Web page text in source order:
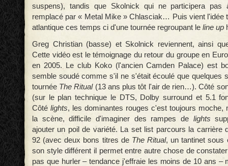
suspens), tandis que Skolnick qui ne participera pas
remplacé par « Metal Mike » Chlasciak… Puis vient l'idée
atlantique ces temps ci d'une tournée regroupant le line up
Greg Christian (basse) et Skolnick reviennent, ainsi
Cette vidéo est le témoignage du retour du groupe en
en 2005. Le club Koko (l'ancien Camden Palace) est
semble soudé comme s'il ne s'était écoulé que quelques
tournée The Ritual(13 ans plus tôt l'air de rien…). Côté
(sur le plan technique le DTS, Dolby surround et 5.1
Côté lights, les dominantes rouges c'est toujours moche,
la scène, difficile d'imaginer des rampes de lights
ajouter un poil de variété. La set list parcours la carrière
92 (avec deux bons titres de The Ritual, un tantinet sous
son style différent il permet entre autre chose de
pas que hurler – tendance j'effraie les moins de 10 ans –